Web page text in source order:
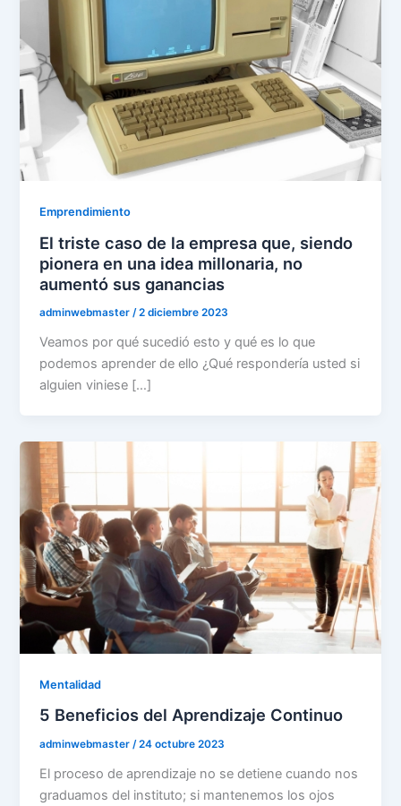
Emprendimiento
El triste caso de la empresa que, siendo
pionera en una idea millonaria, no
aumentó sus ganancias
adminwebmaster/2 diciembre 2023
Veamos por qué sucedió esto y qué es lo que
podemos aprender de ello ¿Qué respondería usted si
alguien viniese […]
Mentalidad
5 Beneficios del Aprendizaje Continuo
adminwebmaster/24 octubre 2023
El proceso de aprendizaje no se detiene cuando nos
graduamos del instituto; si mantenemos los ojos